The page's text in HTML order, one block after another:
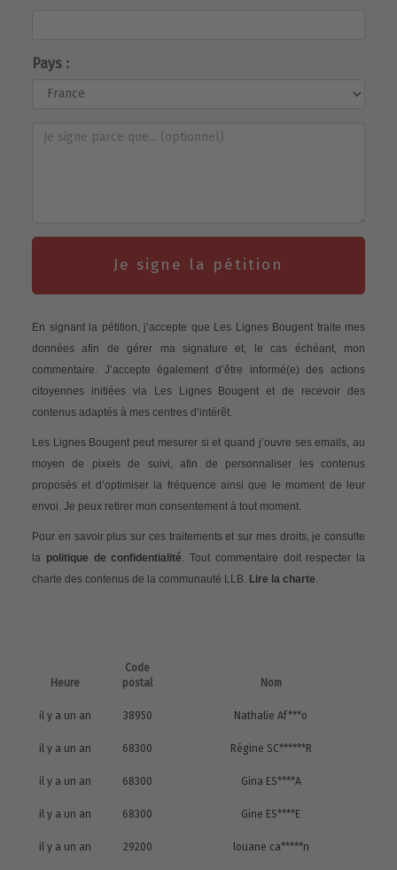
Pays :
Je signe la pétition
En signant la pétition, j’accepte que Les Lignes Bougent traite mes
données afin de gérer ma signature et, le cas échéant, mon
commentaire. J’accepte également d’être informé(e) des actions
citoyennes initiées via Les Lignes Bougent et de recevoir des
contenus adaptés à mes centres d’intérêt.
Les Lignes Bougent peut mesurer si et quand j’ouvre ses emails, au
moyen de pixels de suivi, afin de personnaliser les contenus
proposés et d’optimiser la fréquence ainsi que le moment de leur
envoi. Je peux retirer mon consentement à tout moment.
Pour en savoir plus sur ces traitements et sur mes droits, je consulte
la politique de confidentialité. Tout commentaire doit respecter la
charte des contenus de la communauté LLB. Lire la charte.
Heure
Code
postal
Nom
il y a un an 38950 Nathalie Af***o
il y a un an 68300 Régine SC******R
il y a un an 68300 Gina ES****A
il y a un an 68300 Gine ES****E
il y a un an 29200 louane ca*****n